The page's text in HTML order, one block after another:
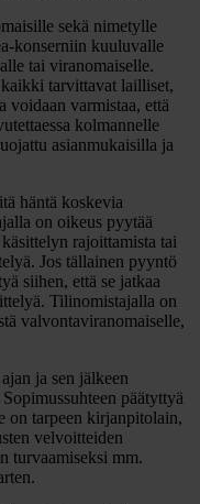
sekä nimetylle
konserniin kuuluvalle
tai viranomaiselle.
kaikki tarvittavat lailliset,
voidaan varmistaa, että
kolmannelle
asianmukaisilla ja
häntä koskevia
on oikeus pyytää
rajoittamista tai
Jos tällainen pyyntö
siihen, että se jatkaa
Tilinomistajalla on
valvontaviranomaiselle,
ja sen jälkeen
päätyttyä
on tarpeen kirjanpitolain,
velvoitteiden
turvaamiseksi mm.